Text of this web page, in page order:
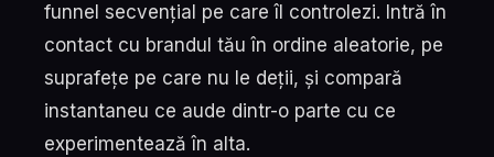
funnel secvențial pe care îl controlezi. Intră în
contact cu brandul tău în ordine aleatorie, pe
suprafețe pe care nu le deții, și compară
instantaneu ce aude dintr-o parte cu ce
experimentează în alta.